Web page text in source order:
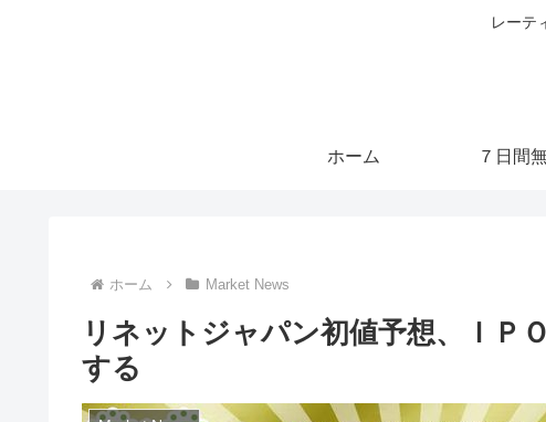
レーテ
ホーム ７日間
ホーム Market News
リネットジャパン初値予想、ＩＰ
する